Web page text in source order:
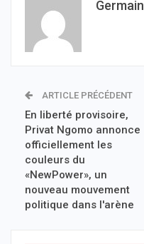
Germain
ARTICLE PRÉCÉDENT
En liberté provisoire,
Privat Ngomo annonce
officiellement les
couleurs du
«NewPower», un
nouveau mouvement
politique dans l'arène